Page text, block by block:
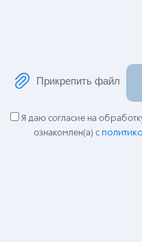
Прикрепить файл
Я даю согласие на
ознакомлен(а) с